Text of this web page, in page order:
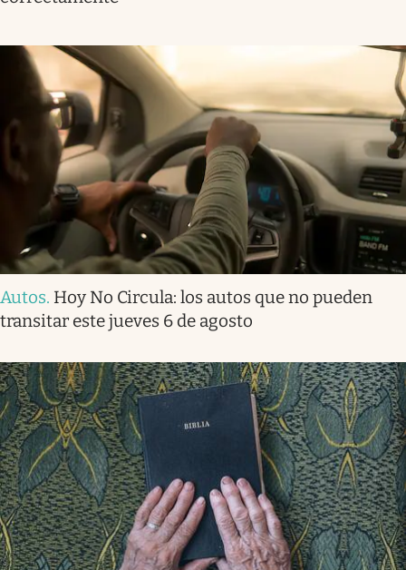
Autos. Hoy No Circula: los autos que no pueden
transitar este jueves 6 de agosto